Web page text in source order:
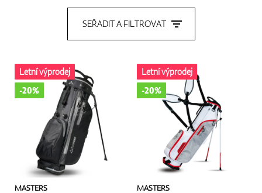
Míčky
SEŘADIT A FILTROVAT
MASTERS
Letní výprodej
-20%
MASTERS
Letní výprodej
-20%